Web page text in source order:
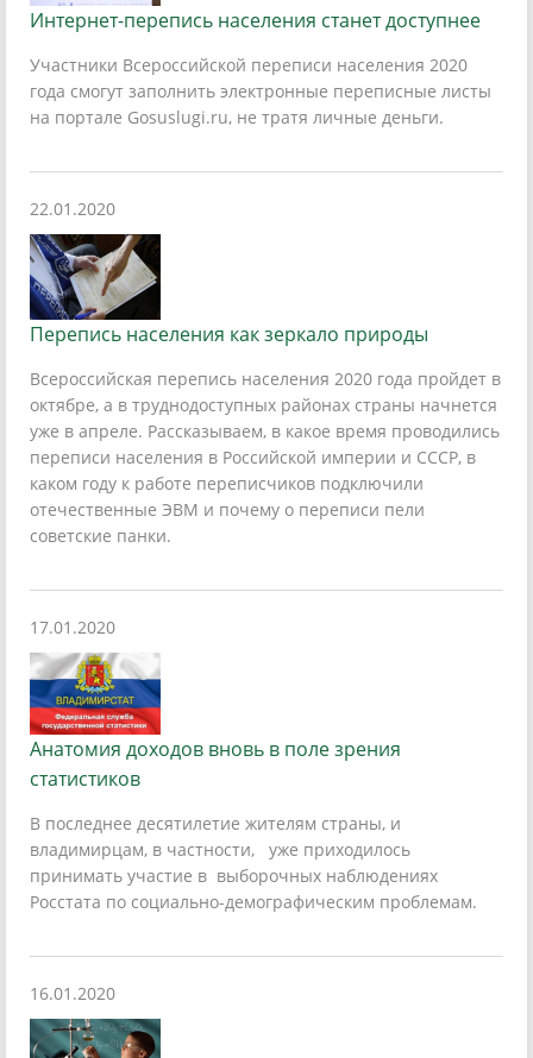
Интернет-перепись населения станет доступнее
Участники Всероссийской переписи населения 2020
года смогут заполнить электронные переписные листы
на портале Gosuslugi.ru, не тратя личные деньги.
22.01.2020
Перепись населения как зеркало природы
Всероссийская перепись населения 2020 года пройдет в
октябре, а в труднодоступных районах страны начнется
уже в апреле. Рассказываем, в какое время проводились
переписи населения в Российской империи и СССР, в
каком году к работе переписчиков подключили
отечественные ЭВМ и почему о переписи пели
советские панки.
17.01.2020
Анатомия доходов вновь в поле зрения
статистиков
В последнее десятилетие жителям страны, и
владимирцам, в частности, уже приходилось
принимать участие в выборочных наблюдениях
Росстата по социально-демографическим проблемам.
16.01.2020